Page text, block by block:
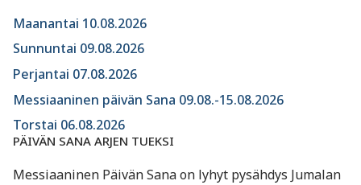
Maanantai 10.08.2026
Sunnuntai 09.08.2026
Perjantai 07.08.2026
Messiaaninen päivän Sana 09.08.-15.08.2026
Torstai 06.08.2026
PÄIVÄN SANA ARJEN TUEKSI
Messiaaninen Päivän Sana on lyhyt pysähdys Jumalan